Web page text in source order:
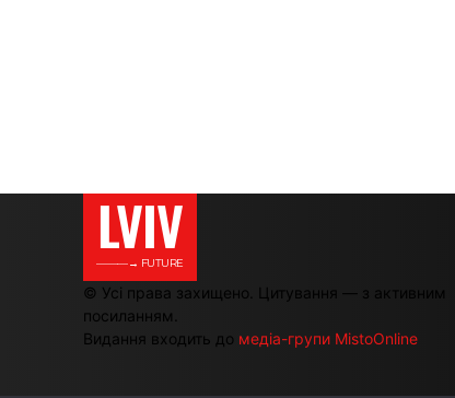
LVIV
———→ FUTURE
© Усі права захищено. Цитування — з активним
посиланням.
Видання входить до медіа-групи MistoOnline